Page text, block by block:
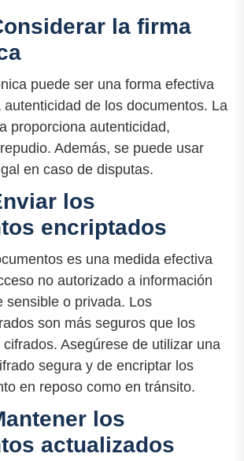
la firma
puede ser una forma efectiva
de los documentos. La
proporciona autenticidad,
Además, se puede usar
en caso de disputas.
los
encriptados
es una medida efectiva
no autorizado a información
sensible o privada. Los
son más seguros que los
Asegúrese de utilizar una
segura y de encriptar los
en reposo como en tránsito.
los
actualizados